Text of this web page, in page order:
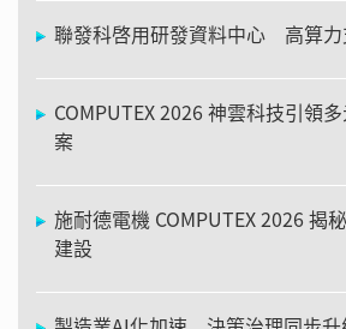
聯發科啓用研發資料中心 高算力
COMPUTEX 2026 神雲科技引領
案
施耐德電機 COMPUTEX 2026 揭
建設